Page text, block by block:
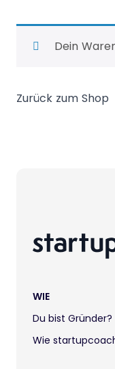
Dein
Zurück zum Shop
WIE
Du bist Gründer?
Wie